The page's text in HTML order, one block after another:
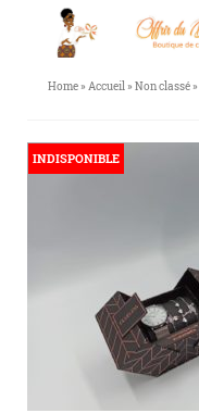
Home» Accueil» Non classé»
INDISPONIBLE